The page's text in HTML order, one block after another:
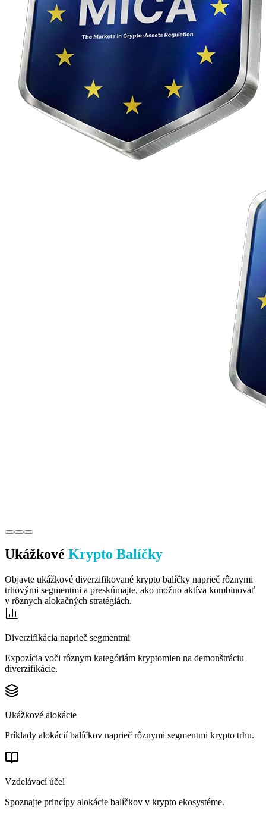
je licencovaná v súlade
Ukážkové Krypto Balíčky
Objavte ukážkové diverzifikované krypto balíčky naprieč rôznymi
trhovými segmentmi a preskúmajte, ako možno aktíva kombinovať
v rôznych alokačných stratégiách.
Diverzifikácia naprieč segmentmi
Expozícia voči rôznym kategóriám kryptomien na demonštráciu
diverzifikácie.
Ukážkové alokácie
Príklady alokácií balíčkov naprieč rôznymi segmentmi krypto trhu.
Vzdelávací účel
Spoznajte princípy alokácie balíčkov v krypto ekosystéme.